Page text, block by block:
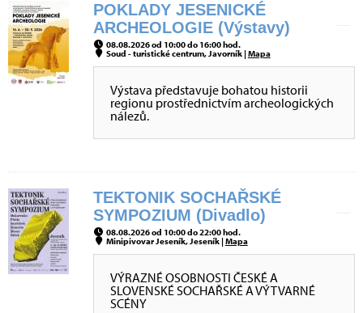
POKLADY JESENICKÉ
ARCHEOLOGIE (Výstavy)
08.08.2026 od 10:00 do 16:00 hod.
Soud - turistické centrum, Javorník |Mapa
Výstava představuje bohatou historii
regionu prostřednictvím archeologických
nálezů.
TEKTONIK SOCHAŘSKÉ
SYMPOZIUM (Divadlo)
08.08.2026 od 10:00 do 22:00 hod.
Minipivovar Jeseník, Jeseník |Mapa
VÝRAZNÉ OSOBNOSTI ČESKÉ A
SLOVENSKÉ SOCHAŘSKÉ A VÝTVARNÉ
SCÉNY